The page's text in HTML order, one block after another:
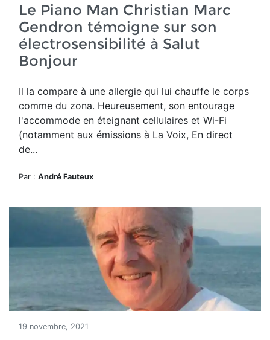
Le Piano Man Christian Marc
Gendron témoigne sur son
électrosensibilité à Salut
Bonjour
Il la compare à une allergie qui lui chauffe le corps
comme du zona. Heureusement, son entourage
l'accommode en éteignant cellulaires et Wi-Fi
(notamment aux émissions à La Voix, En direct
de...
Par : André Fauteux
19 novembre, 2021